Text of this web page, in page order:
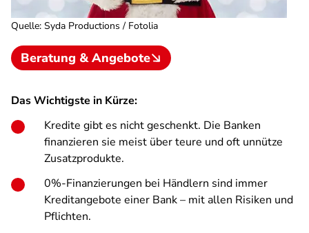
Quelle: Syda Productions / Fotolia
Beratung & Angebote
Das Wichtigste in Kürze:
Kredite gibt es nicht geschenkt. Die Banken
finanzieren sie meist über teure und oft unnütze
Zusatzprodukte.
0%-Finanzierungen bei Händlern sind immer
Kreditangebote einer Bank – mit allen Risiken und
Pflichten.